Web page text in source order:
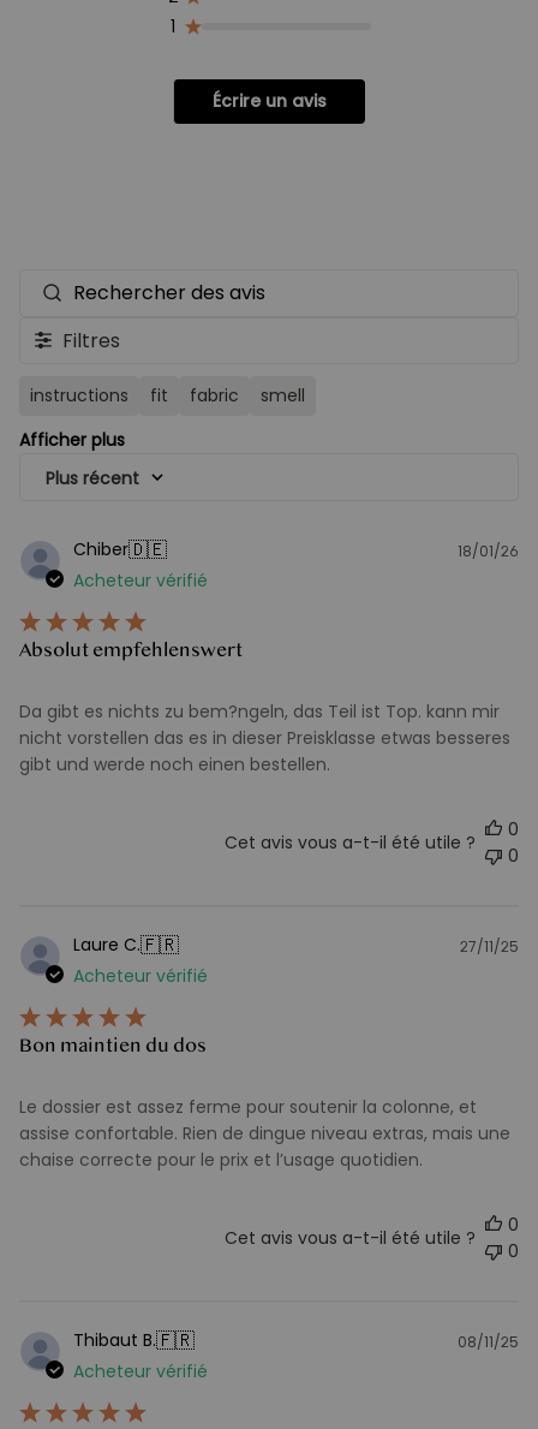
1
Écrire un avis
Filtres
instructions fit fabric
smell
Afficher plus
Plus récent
Chiber🇩🇪
Acheteur vérifié
Absolut empfehlenswert
Da gibt es nichts zu bem?ngeln, das Teil ist Top. kann mir
nicht vorstellen das es in dieser Preisklasse etwas besseres
gibt und werde noch einen bestellen.
18/01/26
Cet avis vous a-t-il été utile ?
0
0
Laure C.🇫🇷
Acheteur vérifié
Bon maintien du dos
Le dossier est assez ferme pour soutenir la colonne, et
assise confortable. Rien de dingue niveau extras, mais une
chaise correcte pour le prix et l’usage quotidien.
27/11/25
Cet avis vous a-t-il été utile ?
0
0
Thibaut B.🇫🇷
Acheteur vérifié
08/11/25